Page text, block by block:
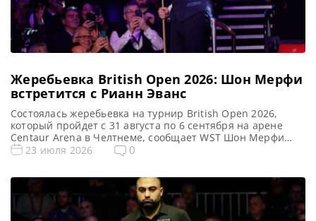
Жеребьевка British Open 2026: Шон Мерфи
встретится с Рианн Эванс
Состоялась жеребьевка на турнир British Open 2026,
который пройдет с 31 августа по 6 сентября на арене
Centaur Arena в Челтнеме, сообщает WST Шон Мерфи
начинает свою защиту титула на турнире British Open
Энтони Макгиллом в решающем поединке […]
23 июля 2026 0